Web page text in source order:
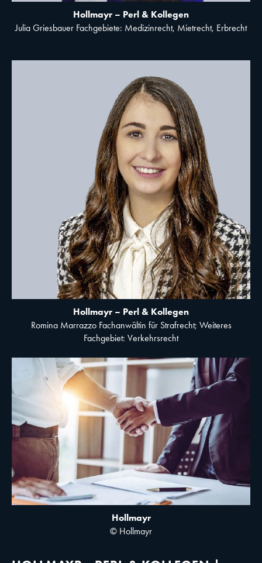
Hollmayr – Perl & Kollegen
Julia Griesbauer Fachgebiete: Medizinrecht, Mietrecht, Erbrecht
Hollmayr – Perl & Kollegen
Romina Marrazzo Fachanwältin für Strafrecht; Weiteres
Fachgebiet: Verkehrsrecht
Hollmayr
© Hollmayr